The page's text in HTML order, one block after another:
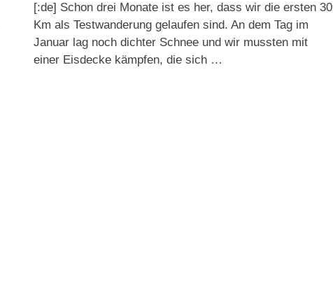
[:de] Schon drei Monate ist es her, dass wir die ersten 30
Km als Testwanderung gelaufen sind. An dem Tag im
Januar lag noch dichter Schnee und wir mussten mit
einer Eisdecke kämpfen, die sich …